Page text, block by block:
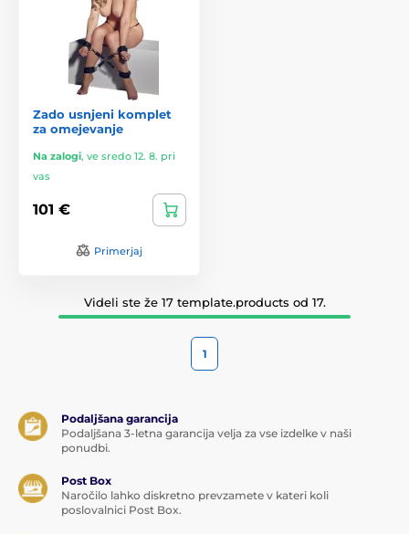
Zado usnjeni komplet
za omejevanje
Na zalogi, ve sredo 12. 8. pri
vas
101 €
Primerjaj
Videli ste že 17 template.products od 17.
1
Podaljšana garancija
Podaljšana 3-letna garancija velja za vse izdelke v naši
ponudbi.
Post Box
Naročilo lahko diskretno prevzamete v kateri koli
poslovalnici Post Box.